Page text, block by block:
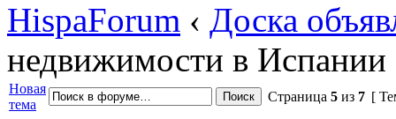
HispaForum ‹ Доска
недвижимости в Испании
Новая
тема
Страница 5 из 7 [